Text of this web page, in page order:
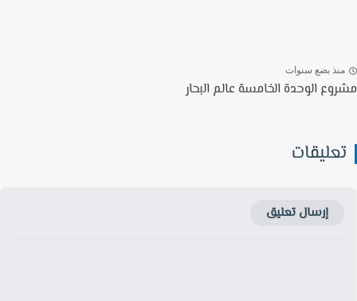
بضع سنوات
الوحدة الخامسة عالم البحار
إرسال تعليق